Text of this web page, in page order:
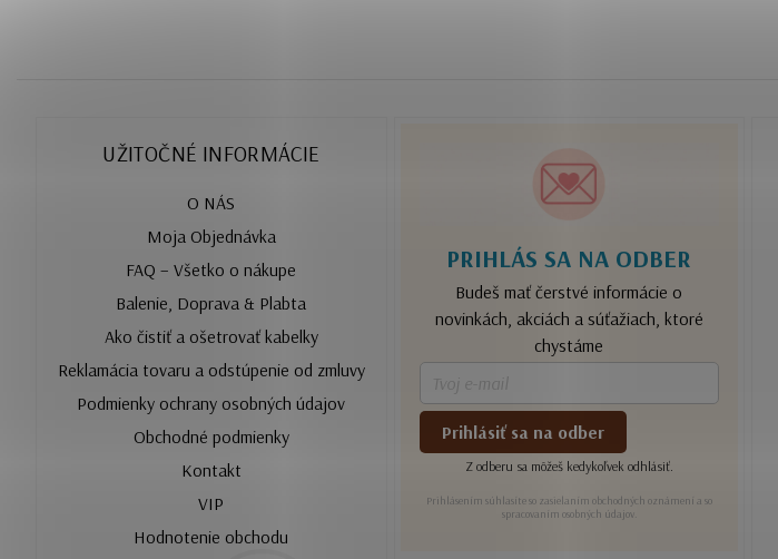
UŽITOČNÉ INFORMÁCIE
O NÁS
Moja Objednávka
FAQ – Všetko o nákupe
Balenie, Doprava & Plabta
Ako čistiť a ošetrovať kabelky
Reklamácia tovaru a odstúpenie od zmluvy
Podmienky ochrany osobných údajov
Obchodné podmienky
Kontakt
VIP
Hodnotenie obchodu
PRIHLÁS SA NA ODBER
Budeš mať čerstvé informácie o
novinkách, akciách a súťažiach, ktoré
chystáme
Prihlásiť sa na odber
Z odberu sa môžeš kedykoľvek odhlásiť.
Prihlásením súhlasíte so zasielaním obchodných oznámení a so
spracovaním osobných údajov.